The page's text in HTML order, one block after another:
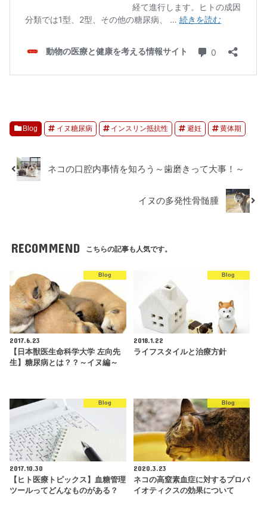
Blog イヌ糖尿病 インスリン抵抗性 避妊 黄体期
ネコの口腔内事情を知ろう～歯磨きって大事！～
イヌの多発性骨髄腫
RECOMMEND こちらの記事も人気です。
Blog
2017.6.23
【日本獣医生命科学大学 左向先
生】糖尿病とは？？～イヌ編～
Blog
2018.1.22
ライフスタイルと治療方針
Blog
2017.10.30
【ヒト医療トピックス】血糖管理
ツールってどんなものがある？
Blog
2020.3.23
ネコの高窒素血症に対するプロバ
イオティクスの効果について